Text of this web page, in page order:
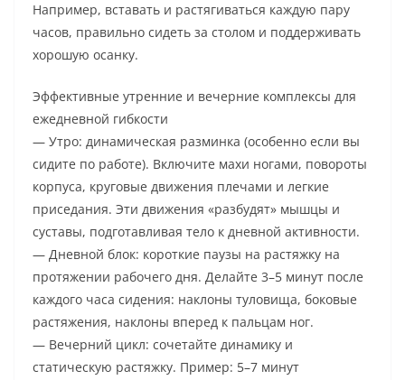
Например, вставать и растягиваться каждую пару
часов, правильно сидеть за столом и поддерживать
хорошую осанку.
Эффективные утренние и вечерние комплексы для
ежедневной гибкости
— Утро: динамическая разминка (особенно если вы
сидите по работе). Включите махи ногами, повороты
корпуса, круговые движения плечами и легкие
приседания. Эти движения «разбудят» мышцы и
суставы, подготавливая тело к дневной активности.
— Дневной блок: короткие паузы на растяжку на
протяжении рабочего дня. Делайте 3–5 минут после
каждого часа сидения: наклоны туловища, боковые
растяжения, наклоны вперед к пальцам ног.
— Вечерний цикл: сочетайте динамику и
статическую растяжку. Пример: 5–7 минут